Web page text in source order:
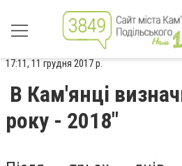
17:11, 11 грудня 2017 р.
В Кам'янці
року - 2018"